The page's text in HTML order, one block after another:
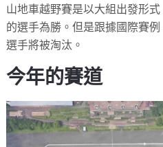
山地車越野賽是以大組出發形
的選手為勝。但是跟據國際賽
選手將被淘汰。
今年的賽道